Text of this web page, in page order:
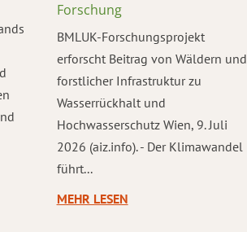
Forschung
BMLUK-Forschungsprojekt
erforscht Beitrag von Wäldern und
forstlicher Infrastruktur zu
Wasserrückhalt und
Hochwasserschutz Wien, 9. Juli
2026 (aiz.info). - Der Klimawandel
führt...
MEHR LESEN